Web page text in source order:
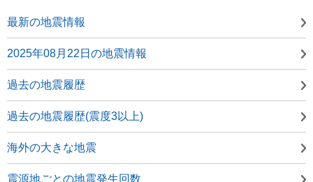
最新の地震情報
2025年08月22日の地震情報
過去の地震履歴
過去の地震履歴(震度3以上)
海外の大きな地震
震源地ごとの地震発生回数